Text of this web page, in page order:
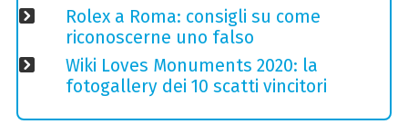
Rolex a Roma: consigli su come
riconoscerne uno falso
Wiki Loves Monuments 2020: la
fotogallery dei 10 scatti vincitori